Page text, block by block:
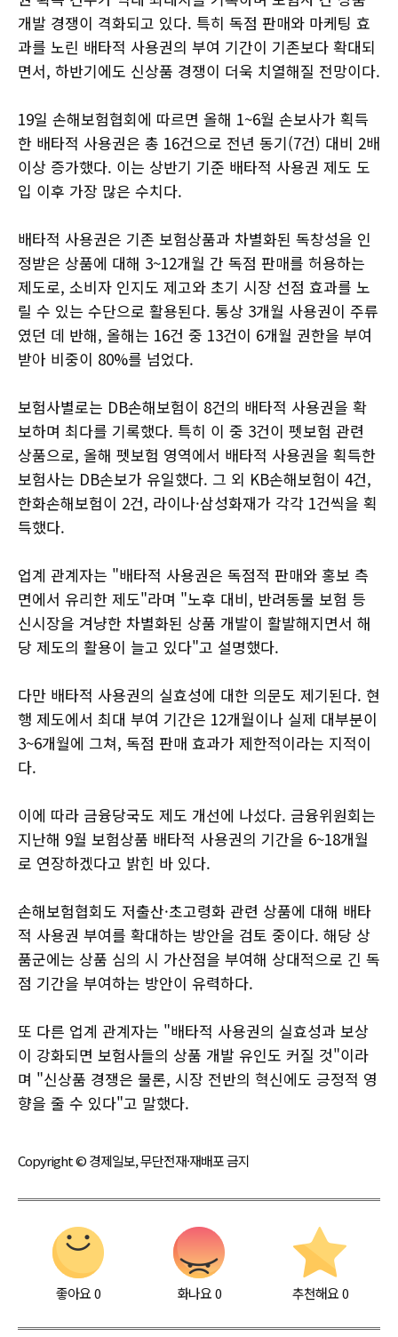
개발 경쟁이 격화되고 있다. 특히 독점 판매와 마케팅 효
과를 노린 배타적 사용권의 부여 기간이 기존보다 확대되
면서, 하반기에도 신상품 경쟁이 더욱 치열해질 전망이다.
19일 손해보험협회에 따르면 올해 1~6월 손보사가 획득
한 배타적 사용권은 총 16건으로 전년 동기(7건) 대비 2배
이상 증가했다. 이는 상반기 기준 배타적 사용권 제도 도
입 이후 가장 많은 수치다.
배타적 사용권은 기존 보험상품과 차별화된 독창성을 인
정받은 상품에 대해 3~12개월 간 독점 판매를 허용하는
제도로, 소비자 인지도 제고와 초기 시장 선점 효과를 노
릴 수 있는 수단으로 활용된다. 통상 3개월 사용권이 주류
였던 데 반해, 올해는 16건 중 13건이 6개월 권한을 부여
받아 비중이 80%를 넘었다.
보험사별로는 DB손해보험이 8건의 배타적 사용권을 확
보하며 최다를 기록했다. 특히 이 중 3건이 펫보험 관련
상품으로, 올해 펫보험 영역에서 배타적 사용권을 획득한
보험사는 DB손보가 유일했다. 그 외 KB손해보험이 4건,
한화손해보험이 2건, 라이나·삼성화재가 각각 1건씩을 획
득했다.
업계 관계자는 "배타적 사용권은 독점적 판매와 홍보 측
면에서 유리한 제도"라며 "노후 대비, 반려동물 보험 등
신시장을 겨냥한 차별화된 상품 개발이 활발해지면서 해
당 제도의 활용이 늘고 있다"고 설명했다.
다만 배타적 사용권의 실효성에 대한 의문도 제기된다. 현
행 제도에서 최대 부여 기간은 12개월이나 실제 대부분이
3~6개월에 그쳐, 독점 판매 효과가 제한적이라는 지적이
다.
이에 따라 금융당국도 제도 개선에 나섰다. 금융위원회는
지난해 9월 보험상품 배타적 사용권의 기간을 6~18개월
로 연장하겠다고 밝힌 바 있다.
손해보험협회도 저출산·초고령화 관련 상품에 대해 배타
적 사용권 부여를 확대하는 방안을 검토 중이다. 해당 상
품군에는 상품 심의 시 가산점을 부여해 상대적으로 긴 독
점 기간을 부여하는 방안이 유력하다.
또 다른 업계 관계자는 "배타적 사용권의 실효성과 보상
이 강화되면 보험사들의 상품 개발 유인도 커질 것"이라
며 "신상품 경쟁은 물론, 시장 전반의 혁신에도 긍정적 영
향을 줄 수 있다"고 말했다.
Copyright © 경제일보, 무단전재·재배포 금지
좋아요0 화나요0 추천해요 0